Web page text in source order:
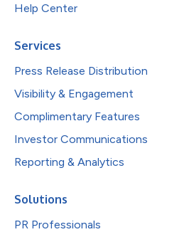
Help Center
Services
Press Release Distribution
Visibility & Engagement
Complimentary Features
Investor Communications
Reporting & Analytics
Solutions
PR Professionals